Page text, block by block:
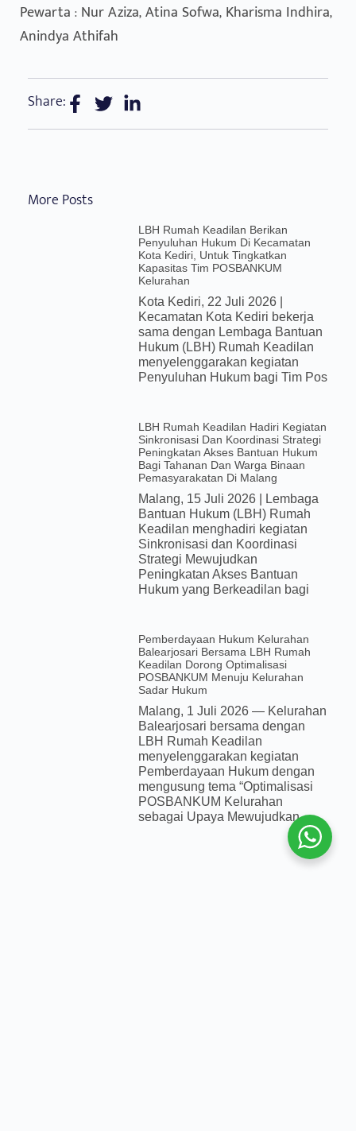
Pewarta : Nur Aziza, Atina Sofwa, Kharisma Indhira,
Anindya Athifah
Share:
More Posts
LBH Rumah Keadilan Berikan
Penyuluhan Hukum Di Kecamatan
Kota Kediri, Untuk Tingkatkan
Kapasitas Tim POSBANKUM
Kelurahan
Kota Kediri, 22 Juli 2026 |
Kecamatan Kota Kediri bekerja
sama dengan Lembaga Bantuan
Hukum (LBH) Rumah Keadilan
menyelenggarakan kegiatan
Penyuluhan Hukum bagi Tim Pos
LBH Rumah Keadilan Hadiri Kegiatan
Sinkronisasi Dan Koordinasi Strategi
Peningkatan Akses Bantuan Hukum
Bagi Tahanan Dan Warga Binaan
Pemasyarakatan Di Malang
Malang, 15 Juli 2026 | Lembaga
Bantuan Hukum (LBH) Rumah
Keadilan menghadiri kegiatan
Sinkronisasi dan Koordinasi
Strategi Mewujudkan
Peningkatan Akses Bantuan
Hukum yang Berkeadilan bagi
Pemberdayaan Hukum Kelurahan
Balearjosari Bersama LBH Rumah
Keadilan Dorong Optimalisasi
POSBANKUM Menuju Kelurahan
Sadar Hukum
Malang, 1 Juli 2026 — Kelurahan
Balearjosari bersama dengan
LBH Rumah Keadilan
menyelenggarakan kegiatan
Pemberdayaan Hukum dengan
mengusung tema “Optimalisasi
POSBANKUM Kelurahan
sebagai Upaya Mewujudkan